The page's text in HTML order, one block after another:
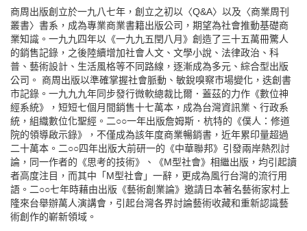
商周出版創立於一九八七年，創立之初以〈Q&A〉以及〈商業周刊
叢書〉書系，成為專業商業書籍出版公司，期望為社會推動基礎商
業知識。一九九四年以《一九九五閏八月》創造了三十五萬冊驚人
的銷售記錄，之後陸續增加社會人文、文學小說、法律政治、科
普、藝術設計、生活風格等不同路線，逐漸成為多元、綜合型出版
公司。 商周出版以準確掌握社會脈動、敏銳嗅察市場變化，迭創書
市記錄。一九九九年同步發行微軟總裁比爾．蓋茲的力作《數位神
經系統》，短短七個月間銷售十七萬本，成為台灣資訊業、行政系
統，組織數位化聖經。二○○一年出版詹姆斯．杭特的《僕人：修道
院的領導啟示錄》，不僅成為該年度商業暢銷書，近年累印量超過
二十萬本。二○○四年出版大前研一的《中華聯邦》引發兩岸熱烈討
論，同一作者的《思考的技術》、《M型社會》相繼出版，均引起讀
者高度注目，而其中「M型社會」一辭，更成為風行台灣的流行用
語。二○○七年時藉由出版《藝術創業論》邀請日本著名藝術家村上
隆來台舉辦萬人演講會，引起台灣各界討論藝術收藏和重新認識藝
術創作的嶄新領域。